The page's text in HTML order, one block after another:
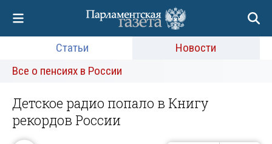
Статьи
Новости
Все о пенсиях в России
Детское радио попало в Книгу
рекордов России